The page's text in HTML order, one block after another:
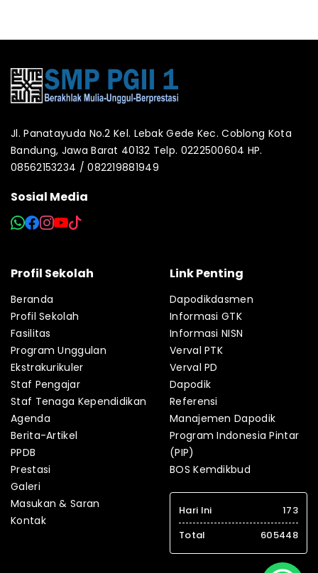
Jl. Panatayuda No.2 Kel. Lebak Gede Kec. Coblong Kota
Bandung, Jawa Barat 40132 Telp. 0222500604 HP.
08562153234 / 082219881949
Sosial Media
Profil Sekolah
Beranda
Profil Sekolah
Fasilitas
Program Unggulan
Ekstrakurikuler
Staf Pengajar
Staf Tenaga Kependidikan
Agenda
Berita-Artikel
PPDB
Prestasi
Galeri
Masukan & Saran
Kontak
Link Penting
Dapodikdasmen
Informasi GTK
Informasi NISN
Verval PTK
Verval PD
Dapodik
Referensi
Manajemen Dapodik
Program Indonesia Pintar
(PIP)
BOS Kemdikbud
Hari Ini
173
Total
605448